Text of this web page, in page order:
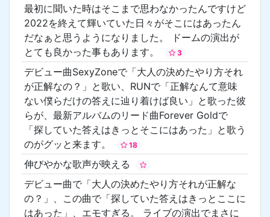
最初に聞いた時はそこまで思わなかったんですけど
2022を終えて輝いていた日々がそこにはあったん
だなぁと思うようになりました。 ドームの演出が
とても良かった事もあります。
3
デビュー曲SexyZoneで「大人の決めたやり方それ
が正解なの？」と歌い、RUNで「正解なんて意味
ない僕らだけの答えに辿り着けば良い」と歌った彼
らが、最新アルバムのリード曲Forever Goldで
「探していた答えはきっとそこにはあった」と歌う
のがグッと来ます。
18
伸びやかな歌声が映える
デビュー曲で「大人の決めたやり方それが正解な
の？」、この曲で「探していた答えはきっとここに
はあった」、エモすぎる。 ライブの演出でまさに